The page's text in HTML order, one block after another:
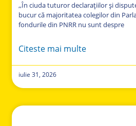
,,În ciuda tuturor declarațiilor și
bucur că majoritatea colegilor din
fondurile din PNRR nu sunt despre
Citeste mai multe
iulie 31, 2026